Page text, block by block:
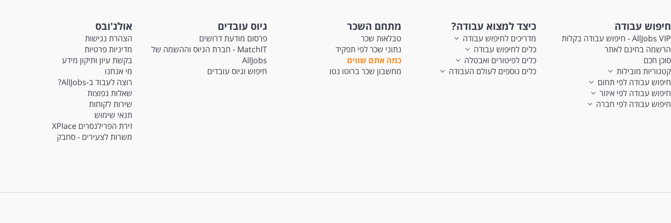
חיפוש עבודה
AllJobs VIP - חיפוש עבודה בקלות
הרשמה בחינם לאתר
סוכן חכם
קטגוריות מובילות
חיפוש עבודה לפי תחום
חיפוש עבודה לפי איזור
חיפוש עבודה לפי חברה
כיצד למצוא עבודה?
מדריכים לחיפוש עבודה
כלים לחיפוש עבודה
כלים לפיטורים ואבטלה
כלים נוספים לעולם העבודה
מתחם השכר
טבלאות שכר
נתוני שכר לפי תפקיד
כמה אתם שווים
מחשבון שכר ברוטו נטו
גיוס עובדים
פרסום מודעת דרושים
MatchIT - חברת הגיוס וההשמה של
AllJobs
חיפוש וגיוס עובדים
אולג'ובס
הצהרת נגישות
מדיניות פרטיות
בקשת עיון ותיקון מידע
מי אנחנו
רוצה לעבוד ב-AllJobs?
שאלות נפוצות
שירות לקוחות
תנאי שימוש
זירת הפרילנסרים XPlace
משרות לצעירים - סחבק